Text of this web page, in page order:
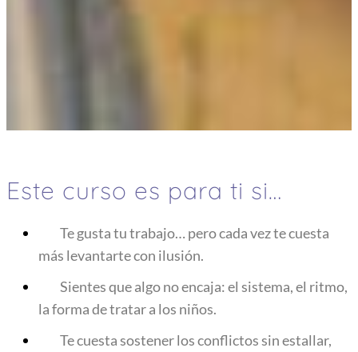
Este curso es para ti si…
Te gusta tu trabajo… pero cada vez te cuesta
más levantarte con ilusión.
Sientes que algo no encaja: el sistema, el ritmo,
la forma de tratar a los niños.
Te cuesta sostener los conflictos sin estallar,